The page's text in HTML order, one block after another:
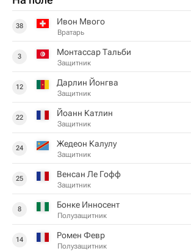
38 Ивон Мвого
Вратарь
3 Монтассар Тальби
Защитник
12 Дарлин Йонгва
Защитник
22 Йоанн Катлин
Защитник
24 Жедеон Калулу
Защитник
25 Венсан Ле Гофф
Защитник
8 Бонке Инносент
Полузащитник
14 Ромен Февр
Полузащитник